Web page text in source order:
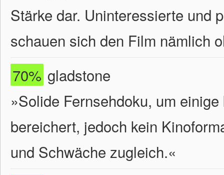
Stärke dar. Uninteressierte und
schauen sich den Film nämlich
70% gladstone
»Solide Fernsehdoku, um
bereichert, jedoch kein
und Schwäche zugleich.«